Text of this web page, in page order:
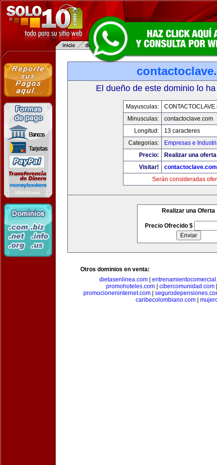
El dueño de este dominio lo
Mayusculas:
Minusculas:
contactoclave.com
Longitud:
13 caracteres
Categorias:
Empresas e
Precio:
Realizar una
Visitar!
contactoclave.com
Serán consideradas
Realizar una Oferta
Precio Ofrecido $
Otros dominios en venta:
dietasenlinea.com|
promohoteles.com
cibercomunidad.com
promocioneninternet.com|
caribecolombiano.com|